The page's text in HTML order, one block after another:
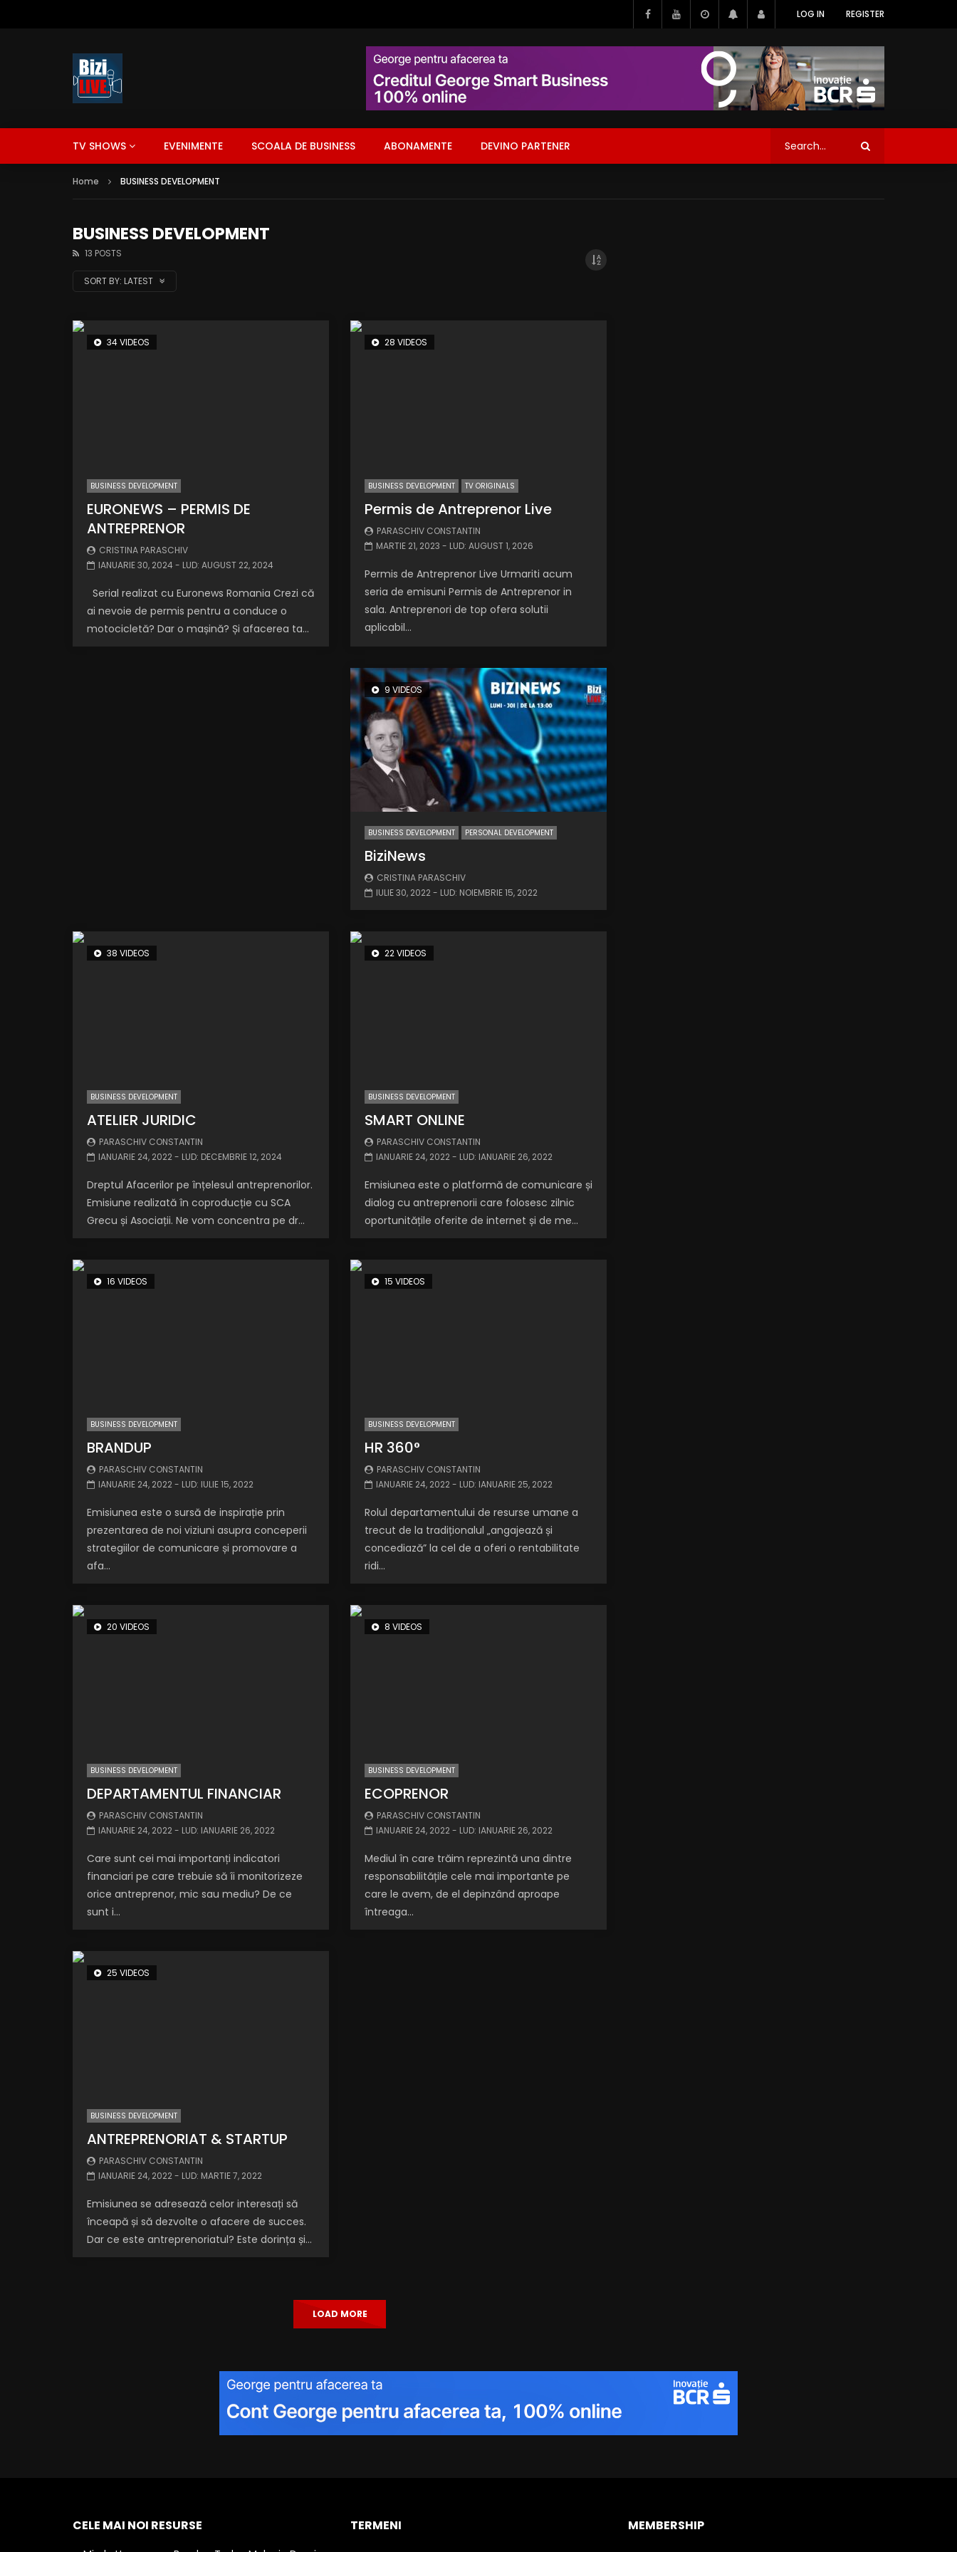
LOG IN REGISTER
TV SHOWS EVENIMENTE SCOALA DE BUSINESS ABONAMENTE DEVINO PARTENER
Home BUSINESS DEVELOPMENT
BUSINESS DEVELOPMENT
13 POSTS
SORT BY: LATEST
34 VIDEOS
BUSINESS DEVELOPMENT
EURONEWS – PERMIS DE
ANTREPRENOR
CRISTINA PARASCHIV
IANUARIE 30, 2024 - LUD: AUGUST 22, 2024
Serial realizat cu Euronews Romania Crezi că
ai nevoie de permis pentru a conduce o
motocicletă? Dar o mașină? Și afacerea ta...
28 VIDEOS
BUSINESS DEVELOPMENT TV ORIGINALS
Permis de Antreprenor Live
PARASCHIV CONSTANTIN
MARTIE 21, 2023 - LUD: AUGUST 1, 2026
Permis de Antreprenor Live Urmariti acum
seria de emisuni Permis de Antreprenor in
sala. Antreprenori de top ofera solutii
aplicabil...
9 VIDEOS
BUSINESS DEVELOPMENT PERSONAL DEVELOPMENT
BiziNews
CRISTINA PARASCHIV
IULIE 30, 2022- LUD: NOIEMBRIE 15, 2022
38 VIDEOS
BUSINESS DEVELOPMENT
ATELIER JURIDIC
PARASCHIV CONSTANTIN
IANUARIE 24, 2022- LUD: DECEMBRIE 12, 2024
Dreptul Afacerilor pe înțelesul antreprenorilor.
Emisiune realizată în coproducție cu SCA
Grecu și Asociații. Ne vom concentra pe dr...
22 VIDEOS
BUSINESS DEVELOPMENT
SMART ONLINE
PARASCHIV CONSTANTIN
IANUARIE 24, 2022- LUD: IANUARIE 26, 2022
Emisiunea este o platformă de comunicare și
dialog cu antreprenorii care folosesc zilnic
oportunitățile oferite de internet și de me...
16 VIDEOS
BUSINESS DEVELOPMENT
BRANDUP
PARASCHIV CONSTANTIN
IANUARIE 24, 2022- LUD: IULIE 15, 2022
Emisiunea este o sursă de inspirație prin
prezentarea de noi viziuni asupra conceperii
strategiilor de comunicare și promovare a
afa...
15 VIDEOS
BUSINESS DEVELOPMENT
HR 360°
PARASCHIV CONSTANTIN
IANUARIE 24, 2022- LUD: IANUARIE 25, 2022
Rolul departamentului de resurse umane a
trecut de la tradiționalul „angajează și
concediază” la cel de a oferi o rentabilitate
ridi...
20 VIDEOS
BUSINESS DEVELOPMENT
DEPARTAMENTUL FINANCIAR
PARASCHIV CONSTANTIN
IANUARIE 24, 2022- LUD: IANUARIE 26, 2022
Care sunt cei mai importanți indicatori
financiari pe care trebuie să îi monitorizeze
orice antreprenor, mic sau mediu? De ce
sunt i...
8 VIDEOS
BUSINESS DEVELOPMENT
ECOPRENOR
PARASCHIV CONSTANTIN
IANUARIE 24, 2022- LUD: IANUARIE 26, 2022
Mediul în care trăim reprezintă una dintre
responsabilitățile cele mai importante pe
care le avem, de el depinzând aproape
întreaga...
25 VIDEOS
BUSINESS DEVELOPMENT
ANTREPRENORIAT & STARTUP
PARASCHIV CONSTANTIN
IANUARIE 24, 2022- LUD: MARTIE 7, 2022
Emisiunea se adresează celor interesați să
înceapă și să dezvolte o afacere de succes.
Dar ce este antreprenoriatul? Este dorința și...
LOAD MORE
CELE MAI NOI RESURSE TERMENI MEMBERSHIP